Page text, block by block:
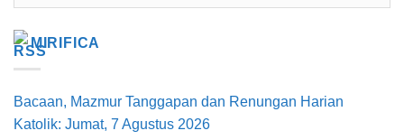
MIRIFICA
Bacaan, Mazmur Tanggapan dan Renungan Harian
Katolik: Jumat, 7 Agustus 2026